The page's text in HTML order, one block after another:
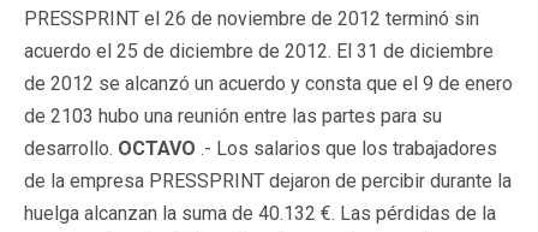
PRESSPRINT el 26 de noviembre de 2012 terminó sin
acuerdo el 25 de diciembre de 2012. El 31 de diciembre
de 2012 se alcanzó un acuerdo y consta que el 9 de enero
de 2103 hubo una reunión entre las partes para su
desarrollo. OCTAVO .- Los salarios que los trabajadores
de la empresa PRESSPRINT dejaron de percibir durante la
huelga alcanzan la suma de 40.132 €. Las pérdidas de la